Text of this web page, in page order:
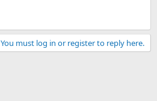
You must log in or register to reply here.